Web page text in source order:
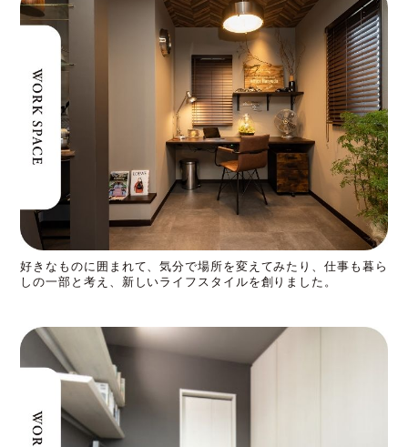
好きなものに囲まれて、気分で場所を変えてみたり、仕事も暮ら
しの一部と考え、新しいライフスタイルを創りました。